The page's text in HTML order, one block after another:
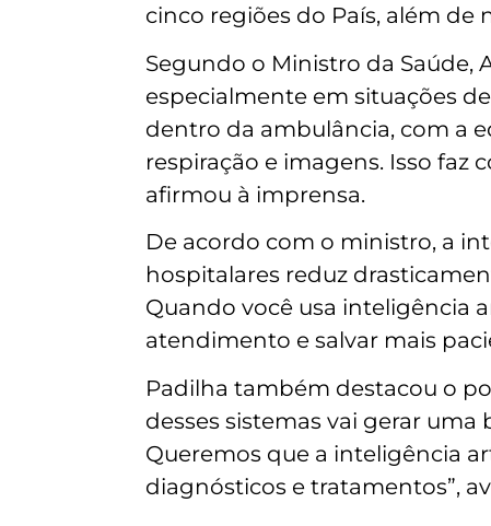
cinco regiões do País, além
Segundo o Ministro da Saúde,
especialmente em situações
dentro da ambulância, com a
respiração e imagens. Isso
afirmou à imprensa.
De acordo com o ministro, a
hospitalares reduz
Quando você usa inteligência
atendimento e salvar mais
Padilha também destacou o
desses sistemas vai gerar
Queremos que a inteligência
diagnósticos e tratamentos”,